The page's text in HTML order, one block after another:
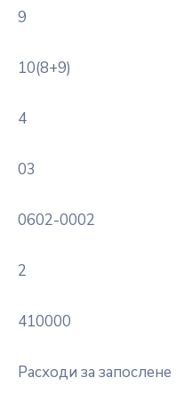
9
10(8+9)
4
03
0602-0002
2
410000
Расходи за запослене